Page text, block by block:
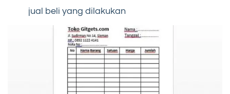
jual beli yang dilakukan